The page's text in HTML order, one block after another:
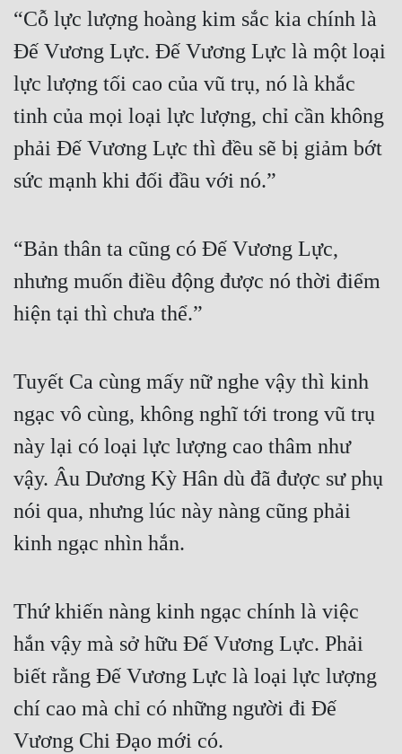
“Cỗ lực lượng hoàng kim sắc kia chính là
Đế Vương Lực. Đế Vương Lực là một loại
lực lượng tối cao của vũ trụ, nó là khắc
tinh của mọi loại lực lượng, chỉ cần không
phải Đế Vương Lực thì đều sẽ bị giảm bớt
sức mạnh khi đối đầu với nó.”
“Bản thân ta cũng có Đế Vương Lực,
nhưng muốn điều động được nó thời điểm
hiện tại thì chưa thể.”
Tuyết Ca cùng mấy nữ nghe vậy thì kinh
ngạc vô cùng, không nghĩ tới trong vũ trụ
này lại có loại lực lượng cao thâm như
vậy. Âu Dương Kỳ Hân dù đã được sư phụ
nói qua, nhưng lúc này nàng cũng phải
kinh ngạc nhìn hắn.
Thứ khiến nàng kinh ngạc chính là việc
hắn vậy mà sở hữu Đế Vương Lực. Phải
biết rằng Đế Vương Lực là loại lực lượng
chí cao mà chỉ có những người đi Đế
Vương Chi Đạo mới có.